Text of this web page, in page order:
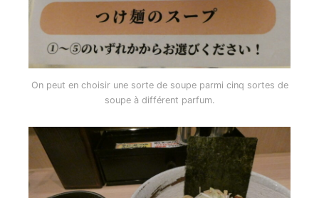
On peut en choisir une sorte de soupe parmi cinq sortes de
soupe à différent parfum.